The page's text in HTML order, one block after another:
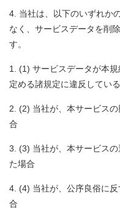
当社は、以下のいずれか
なく、サービスデータを削
す。
(1) サービスデータが本
定める諸規定に違反してい
(2) 当社が、本サービス
合
(3) 当社が、本サービス
た場合
(4) 当社が、公序良俗に
合